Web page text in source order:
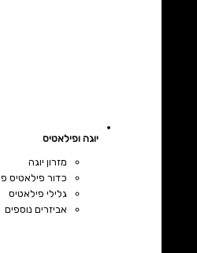
יוגה ופילאטיס
מזרון יוגה
כדור פילאטיס
גלילי פילאטיס
אביזרים נוספים